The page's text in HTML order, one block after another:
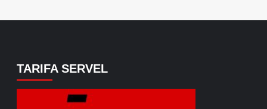
TARIFA SERVEL